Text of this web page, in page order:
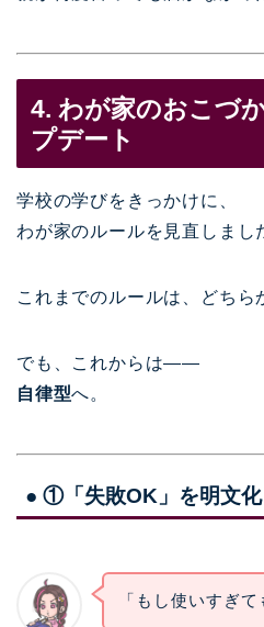
4. わが家のおこづ
プデート
学校の学びをきっかけに、
わが家のルールを見直しまし
これまでのルールは、どちら
でも、これからは——
自律型へ。
● ①「失敗OK」を明文化
「もし使いすぎ